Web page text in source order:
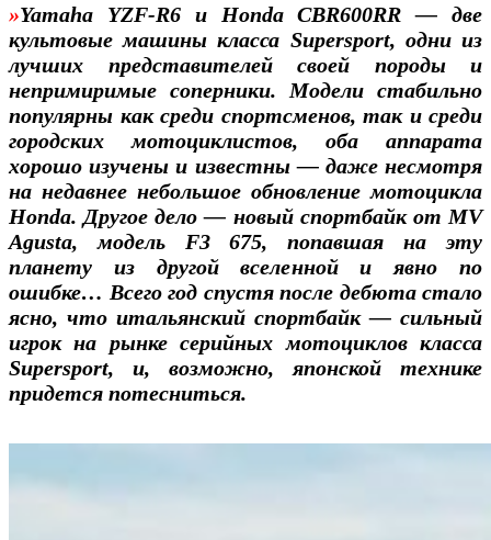
»Yamaha YZF-R6 и Honda CBR600RR — две
культовые машины класса Supersport, одни из
лучших представителей своей породы и
непримиримые соперники. Модели стабильно
популярны как среди спортсменов, так и среди
городских мотоциклистов, оба аппарата
хорошо изучены и известны — даже несмотря
на недавнее небольшое обновление мотоцикла
Honda. Другое дело — новый спортбайк от MV
Agusta, модель F3 675, попавшая на эту
планету из другой вселенной и явно по
ошибке… Всего год спустя после дебюта стало
ясно, что итальянский спортбайк — сильный
игрок на рынке серийных мотоциклов класса
Supersport, и, возможно, японской технике
придется потесниться.